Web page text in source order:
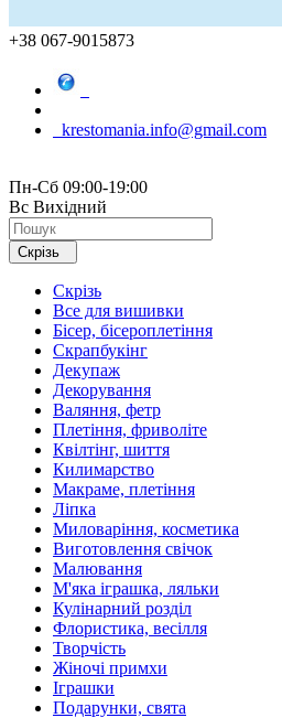
+38 067-9015873
krestomania.info@gmail.com
Пн-Сб 09:00-19:00
Вс Вихідний
Скрізь
Скрізь
Все для вишивки
Бісер, бісероплетіння
Скрапбукінг
Декупаж
Декорування
Валяння, фетр
Плетіння, фриволіте
Квілтінг, шиття
Килимарство
Макраме, плетіння
Ліпка
Миловаріння, косметика
Виготовлення свічок
Малювання
М'яка іграшка, ляльки
Кулінарний розділ
Флористика, весілля
Творчість
Жіночі примхи
Іграшки
Подарунки, свята